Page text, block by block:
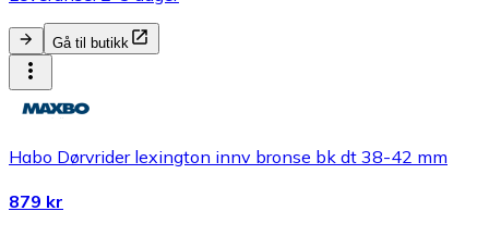
Gå til butikk
Habo Dørvrider lexington innv bronse bk dt 38-42 mm
879 kr